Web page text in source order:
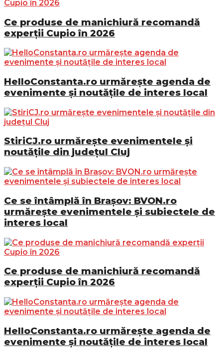
Ce produse de manichiură recomandă
experții Cupio în 2026
HelloConstanta.ro urmărește agenda de
evenimente și noutățile de interes local
StiriCJ.ro urmărește evenimentele și
noutățile din județul Cluj
Ce se întâmplă în Brașov: BVON.ro
urmărește evenimentele și subiectele de
interes local
Ce produse de manichiură recomandă
experții Cupio în 2026
HelloConstanta.ro urmărește agenda de
evenimente și noutățile de interes local